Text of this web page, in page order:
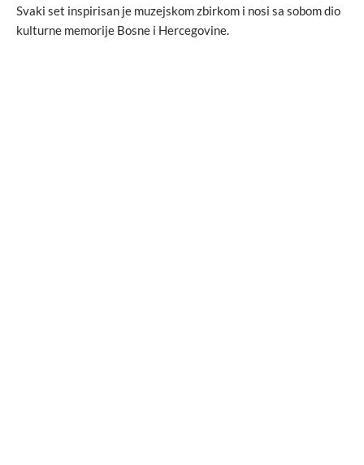
Svaki set inspirisan je muzejskom zbirkom i nosi sa sobom dio
kulturne memorije Bosne i Hercegovine.